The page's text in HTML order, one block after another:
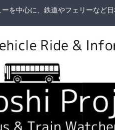
を中心に、鉄道やフェリーなど